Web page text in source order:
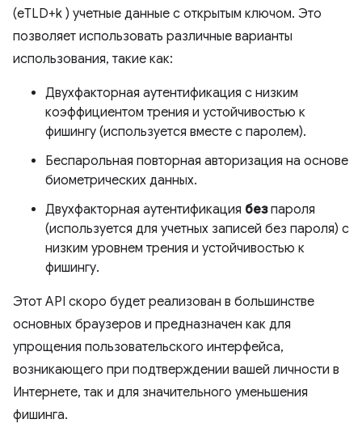
(eTLD+k ) учетные данные с открытым ключом. Это
позволяет использовать различные варианты
использования, такие как:
Двухфакторная аутентификация с низким
коэффициентом трения и устойчивостью к
фишингу (используется вместе с паролем).
Беспарольная повторная авторизация на основе
биометрических данных.
Двухфакторная аутентификация безпароля
(используется для учетных записей без пароля) с
низким уровнем трения и устойчивостью к
фишингу.
Этот API скоро будет реализован в большинстве
основных браузеров и предназначен как для
упрощения пользовательского интерфейса,
возникающего при подтверждении вашей личности в
Интернете, так и для значительного уменьшения
фишинга.